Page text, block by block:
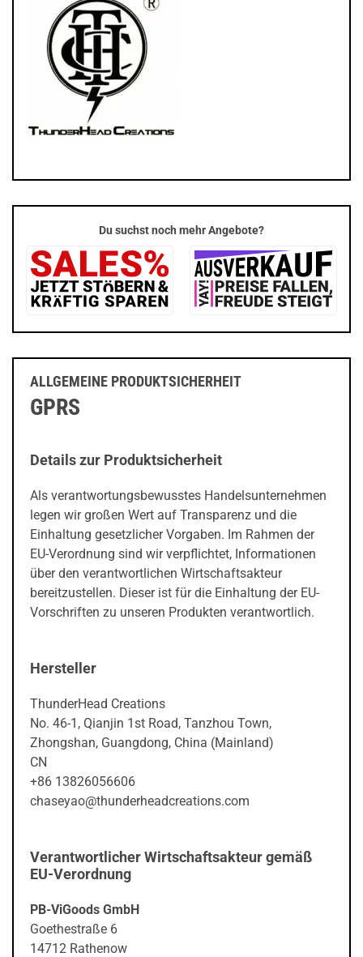
Du suchst noch mehr Angebote?
ALLGEMEINE PRODUKTSICHERHEIT
GPRS
Details zur Produktsicherheit
Als verantwortungsbewusstes Handelsunternehmen
legen wir großen Wert auf Transparenz und die
Einhaltung gesetzlicher Vorgaben. Im Rahmen der
EU-Verordnung sind wir verpflichtet, Informationen
über den verantwortlichen Wirtschaftsakteur
bereitzustellen. Dieser ist für die Einhaltung der EU-
Vorschriften zu unseren Produkten verantwortlich.
Hersteller
ThunderHead Creations
No. 46-1, Qianjin 1st Road, Tanzhou Town,
Zhongshan, Guangdong, China (Mainland)
CN
+86 13826056606
chaseyao@thunderheadcreations.com
Verantwortlicher Wirtschaftsakteur gemäß
EU-Verordnung
PB-ViGoods GmbH
Goethestraße 6
14712 Rathenow